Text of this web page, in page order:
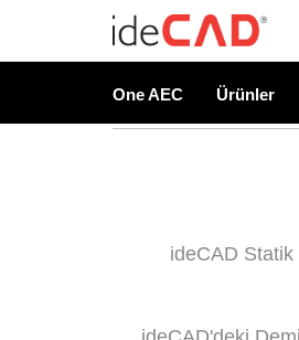
One AEC Ürünler
ideCAD Statik